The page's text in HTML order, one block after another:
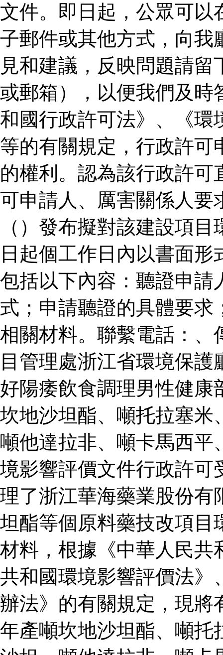
文件。即日起，公眾可以
子郵件或其他方式，向我
見和建議，反映問題請
或郵箱），以便我們及時
和國行政許可法》、《環
等的有關規定，行政許可
的權利。認為該行政許
可申請人、厲害關係人要
（）發布擬對該建設項
日起個工作日內以書面
包括以下內容：聽證申請
式；申請聽證的具體要求
相關材料。聯繫電話：、
目管理處浙江省環境保護
好陽痿飲食調理男性健
坎地沙坦酯、噸托拉塞米
噸他達拉非、噸卡馬西平
境影響評價文件行政許可
理了浙江華海藥業股份有
坦酯等個原料藥技改項目
材料，根據《中華人民共
共和國環境影響評價法》
辦法》的有關規定，現將
年產噸坎地沙坦酯、噸托